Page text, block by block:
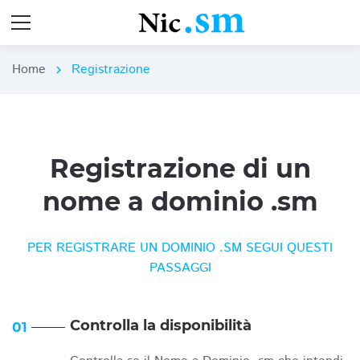
Home chevron_right Registrazione
Registrazione di un
nome a dominio .sm
PER REGISTRARE UN DOMINIO .SM SEGUI QUESTI
PASSAGGI
01 Controlla la disponibilità